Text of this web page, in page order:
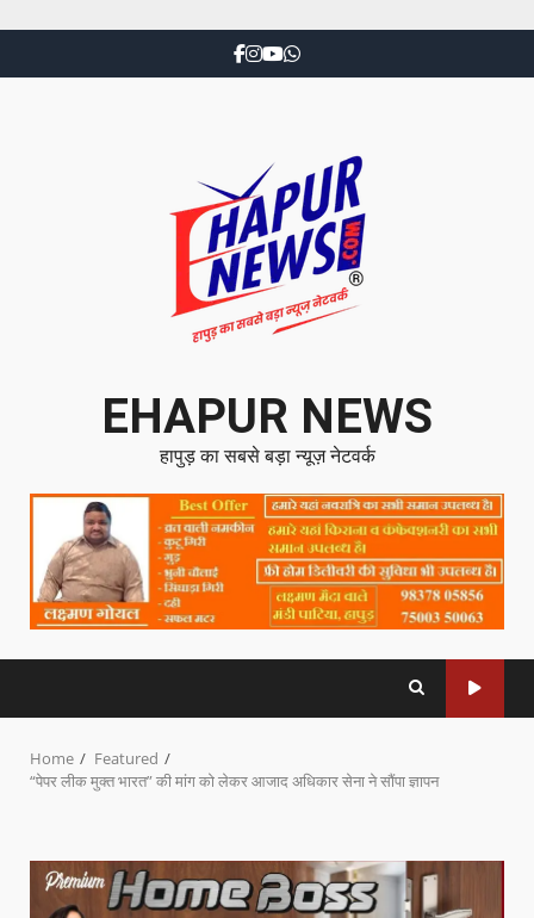
EHAPUR NEWS
हापुड़ का सबसे बड़ा न्यूज़ नेटवर्क
Home
Featured
“पेपर लीक मुक्त भारत” की मांग को लेकर आजाद अधिकार सेना ने सौंपा ज्ञापन